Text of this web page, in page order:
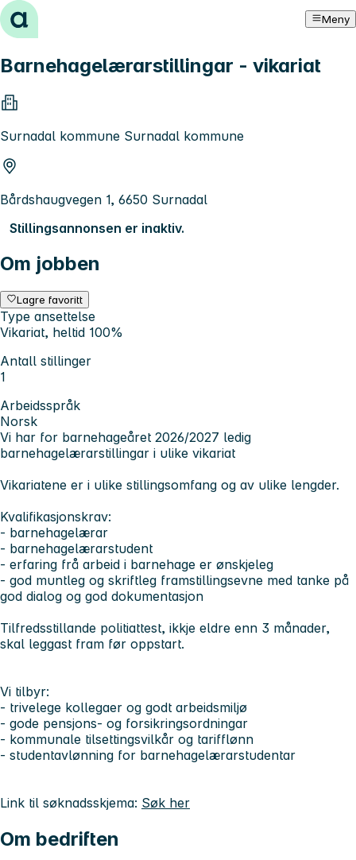
Hopp til innhold Meny
Barnehagelærarstillingar - vikariat
Surnadal kommune Surnadal kommune
Bårdshaugvegen 1, 6650 Surnadal
Stillingsannonsen er inaktiv.
Om jobben
Lagre favoritt
Type ansettelse
Vikariat, heltid 100%
Antall stillinger
1
Arbeidsspråk
Norsk
Vi har for barnehageåret 2026/2027 ledig
barnehagelærarstillingar i ulike vikariat
Vikariatene er i ulike stillingsomfang og av ulike lengder.
Kvalifikasjonskrav:
- barnehagelærar
- barnehagelærarstudent
- erfaring frå arbeid i barnehage er ønskjeleg
- god muntleg og skriftleg framstillingsevne med tanke på
god dialog og god dokumentasjon
Tilfredsstillande politiattest, ikkje eldre enn 3 månader,
skal leggast fram før oppstart.
Vi tilbyr:
- trivelege kollegaer og godt arbeidsmiljø
- gode pensjons- og forsikringsordningar
- kommunale tilsettingsvilkår og tarifflønn
- studentavlønning for barnehagelærarstudentar
Link til søknadsskjema: Søk her
Om bedriften